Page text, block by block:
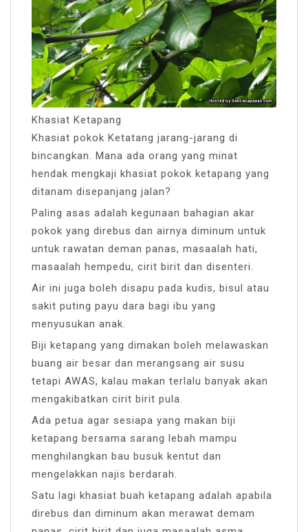
Khasiat Ketapang
Khasiat pokok Ketatang jarang-jarang di
bincangkan. Mana ada orang yang minat
hendak mengkaji khasiat pokok ketapang yang
ditanam disepanjang jalan?
Paling asas adalah kegunaan bahagian akar
pokok yang direbus dan airnya diminum untuk
untuk rawatan deman panas, masaalah hati,
masaalah hempedu, cirit birit dan disenteri.
Air ini juga boleh disapu pada kudis, bisul atau
sakit puting payu dara bagi ibu yang
menyusukan anak.
Biji ketapang yang dimakan boleh melawaskan
buang air besar dan merangsang air susu
tetapi AWAS, kalau makan terlalu banyak akan
mengakibatkan cirit birit pula.
Ada petua agar sesiapa yang makan biji
ketapang bersama sarang lebah mampu
menghilangkan bau busuk kentut dan
mengelakkan najis berdarah.
Satu lagi khasiat buah ketapang adalah apabila
direbus dan diminum akan merawat demam